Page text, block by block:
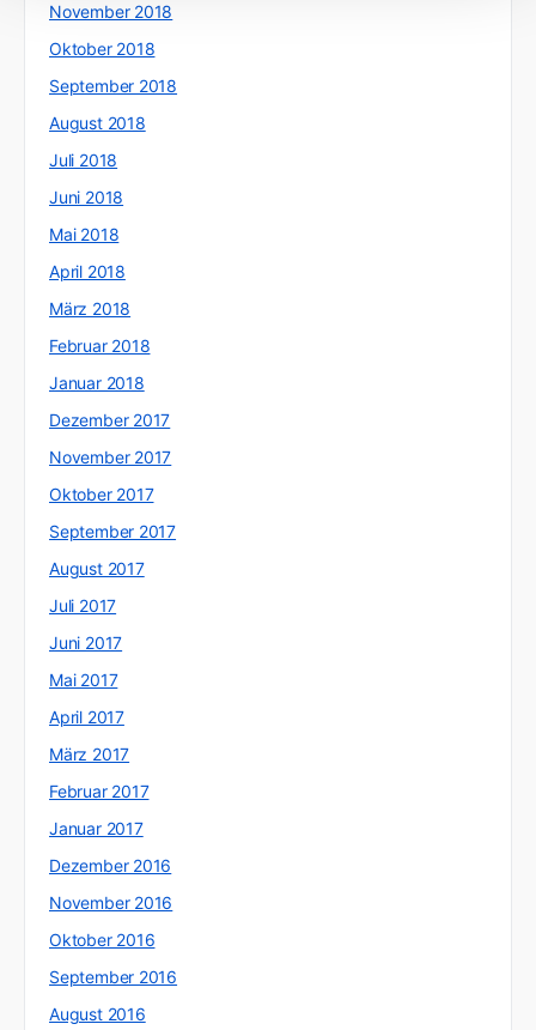
November 2018
Oktober 2018
September 2018
August 2018
Juli 2018
Juni 2018
Mai 2018
April 2018
März 2018
Februar 2018
Januar 2018
Dezember 2017
November 2017
Oktober 2017
September 2017
August 2017
Juli 2017
Juni 2017
Mai 2017
April 2017
März 2017
Februar 2017
Januar 2017
Dezember 2016
November 2016
Oktober 2016
September 2016
August 2016